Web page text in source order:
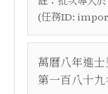
(任務ID:
萬曆八年進
第一百八十九